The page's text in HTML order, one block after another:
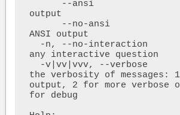
output
ANSI output
any interactive question
the verbosity of messages:
output, 2 for more verbose
for debug